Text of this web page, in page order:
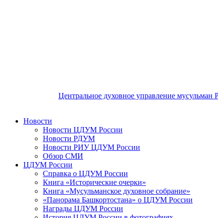
Центральное духовное управление мусульман
Новости
Новости ЦДУМ России
Новости РДУМ
Новости РИУ ЦДУМ России
Обзор СМИ
ЦДУМ России
Справка о ЦДУМ России
Книга «Исторические очерки»
Книга «Мусульманское духовное собрание»
«Панорама Башкортостана» о ЦДУМ России
Награды ЦДУМ России